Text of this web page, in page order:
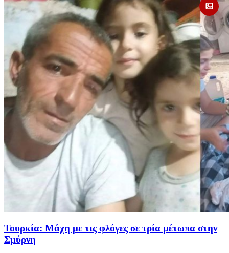
Τουρκία: Μάχη με τις φλόγες σε τρία μέτωπα στην
Σμύρνη